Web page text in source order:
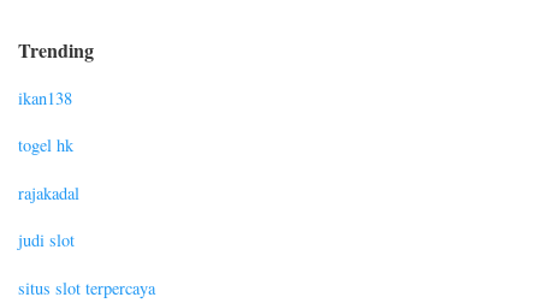
Trending
ikan138
togel hk
rajakadal
judi slot
situs slot terpercaya